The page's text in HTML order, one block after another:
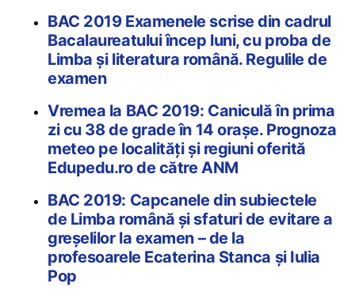
BAC 2019 Examenele scrise din cadrul
Bacalaureatului încep luni, cu proba de
Limba și literatura română. Regulile de
examen
Vremea la BAC 2019: Caniculă în prima
zi cu 38 de grade în 14 orașe. Prognoza
meteo pe localități și regiuni oferită
Edupedu.ro de către ANM
BAC 2019: Capcanele din subiectele
de Limba română și sfaturi de evitare a
greșelilor la examen – de la
profesoarele Ecaterina Stanca și Iulia
Pop